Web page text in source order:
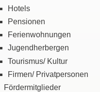
Hotels
Pensionen
Ferienwohnungen
Jugendherbergen
Tourismus/ Kultur
Firmen/ Privatpersonen
Fördermitglieder